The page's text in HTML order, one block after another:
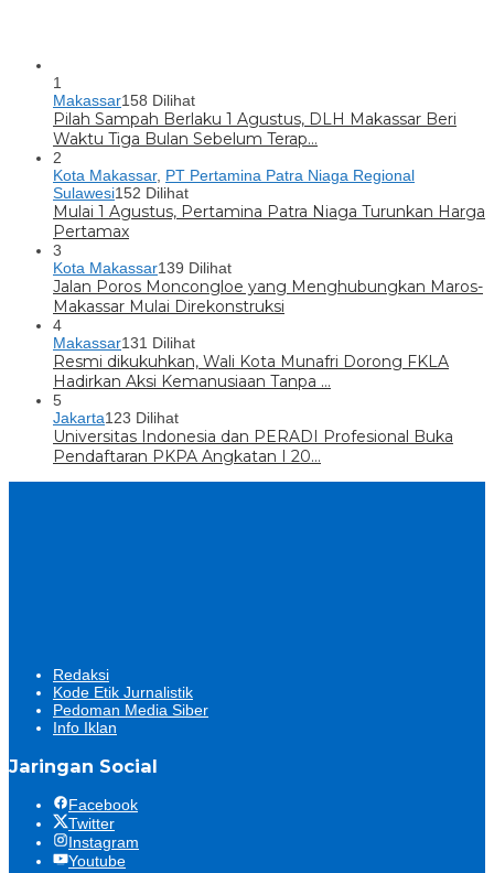
1
Makassar158 Dilihat
Pilah Sampah Berlaku 1 Agustus, DLH Makassar Beri
Waktu Tiga Bulan Sebelum Terap…
2
Kota Makassar, PT Pertamina Patra Niaga Regional
Sulawesi152 Dilihat
Mulai 1 Agustus, Pertamina Patra Niaga Turunkan Harga
Pertamax
3
Kota Makassar139 Dilihat
Jalan Poros Moncongloe yang Menghubungkan Maros-
Makassar Mulai Direkonstruksi
4
Makassar131 Dilihat
Resmi dikukuhkan, Wali Kota Munafri Dorong FKLA
Hadirkan Aksi Kemanusiaan Tanpa …
5
Jakarta123 Dilihat
Universitas Indonesia dan PERADI Profesional Buka
Pendaftaran PKPA Angkatan I 20…
Redaksi
Kode Etik Jurnalistik
Pedoman Media Siber
Info Iklan
Jaringan Social
Facebook
Twitter
Instagram
Youtube